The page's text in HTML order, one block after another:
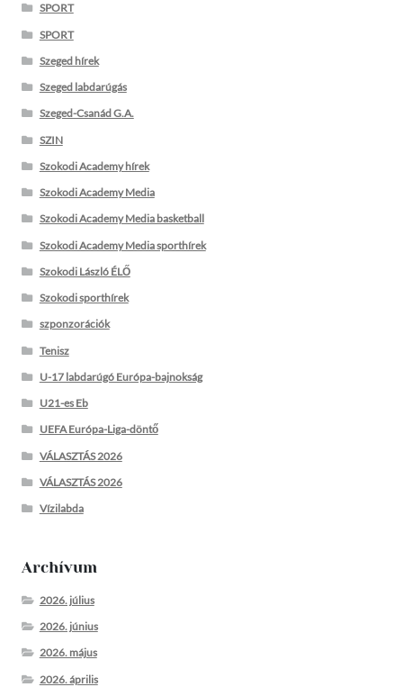
SPORT
SPORT
Szeged hírek
Szeged labdarúgás
Szeged-Csanád G.A.
SZIN
Szokodi Academy hírek
Szokodi Academy Media
Szokodi Academy Media basketball
Szokodi Academy Media sporthírek
Szokodi László ÉLŐ
Szokodi sporthírek
szponzorációk
Tenisz
U-17 labdarúgó Európa-bajnokság
U21-es Eb
UEFA Európa-Liga-döntő
VÁLASZTÁS 2026
VÁLASZTÁS 2026
Vízilabda
Archívum
2026. július
2026. június
2026. május
2026. április